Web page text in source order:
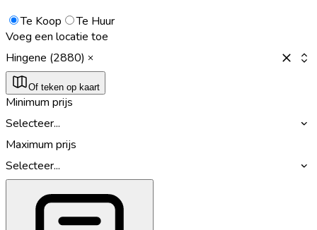
Te Koop
Te Huur
Voeg een locatie toe
Hingene (2880)
Of teken op kaart
Minimum prijs
Selecteer...
Maximum prijs
Selecteer...